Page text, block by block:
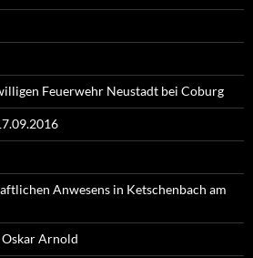
Feuerwehr Neustadt bei Coburg
Anwesens in Ketschenbach am
Arnold